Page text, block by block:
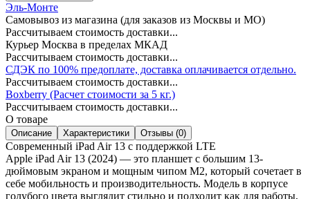
Эль-Монте
Самовывоз из магазина (для заказов из Москвы и МО)
Рассчитываем стоимость доставки...
Курьер Москва в пределах МКАД
Рассчитываем стоимость доставки...
СДЭК по 100% предоплате, доставка оплачивается отдельно.
Рассчитываем стоимость доставки...
Boxberry (Расчет стоимости за 5 кг.)
Рассчитываем стоимость доставки...
О товаре
Описание Характеристики Отзывы (0)
Современный iPad Air 13 с поддержкой LTE
Apple iPad Air 13 (2024) — это планшет с большим 13-
дюймовым экраном и мощным чипом M2, который сочетает в
себе мобильность и производительность. Модель в корпусе
голубого цвета выглядит стильно и подходит как для работы,